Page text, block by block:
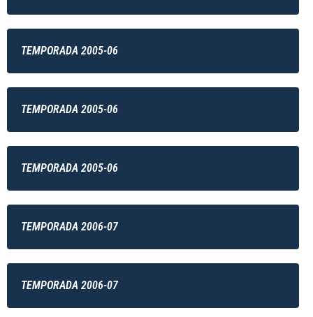
TEMPORADA 2005-06
TEMPORADA 2005-06
TEMPORADA 2005-06
TEMPORADA 2006-07
TEMPORADA 2006-07